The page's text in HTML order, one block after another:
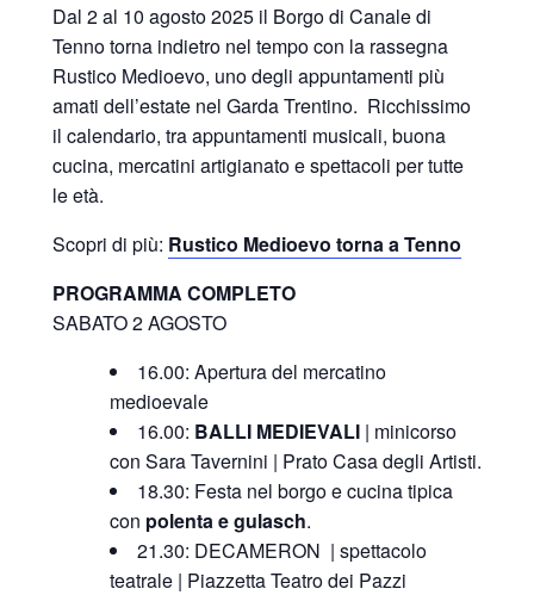
Dal 2 al 10 agosto 2025 il Borgo di Canale di
Tenno torna indietro nel tempo con la rassegna
Rustico Medioevo, uno degli appuntamenti più
amati dell’estate nel Garda Trentino. Ricchissimo
il calendario, tra appuntamenti musicali, buona
cucina, mercatini artigianato e spettacoli per tutte
le età.
Scopri di più: Rustico Medioevo torna a Tenno
PROGRAMMA COMPLETO
SABATO 2 AGOSTO
16.00: Apertura del mercatino
medioevale
16.00: BALLI MEDIEVALI | minicorso
con Sara Tavernini | Prato Casa degli Artisti.
18.30: Festa nel borgo e cucina tipica
con polenta e gulasch.
21.30: DECAMERON | spettacolo
teatrale | Piazzetta Teatro dei Pazzi